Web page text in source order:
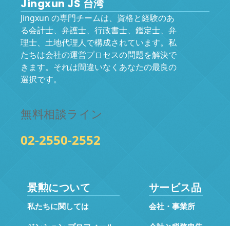
Jingxun JS 台湾
Jingxun の専門チームは、資格と経験のあ
る会計士、弁護士、行政書士、鑑定士、弁
理士、土地代理人で構成されています。私
たちは会社の運営プロセスの問題を解決で
きます。それは間違いなくあなたの最良の
選択です。
無料相談ライン
02-2550-2552
景勲について
私たちに関しては
サービス品
会社・事業所